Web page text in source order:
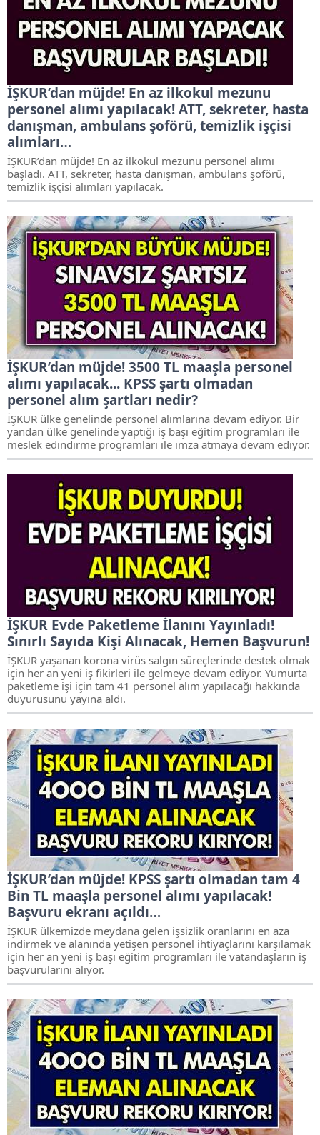
İŞKUR’dan müjde! En az ilkokul mezunu
personel alımı yapılacak! ATT, sekreter, hasta
danışman, ambulans şoförü, temizlik işçisi
alımları…
İŞKUR’dan müjde! En az ilkokul mezunu personel alımı
başladı. ATT, sekreter, hasta danışman, ambulans şoförü,
temizlik işçisi alımları yapılacak.
İŞKUR’dan müjde! 3500 TL maaşla personel
alımı yapılacak... KPSS şartı olmadan
personel alım şartları nedir?
İŞKUR ülke genelinde personel alımlarına devam ediyor. Bir
yandan ülke genelinde yaptığı iş başı eğitim programları ile
meslek edindirme programları ile imza atmaya devam ediyor.
İŞKUR Evde Paketleme İlanını Yayınladı!
Sınırlı Sayıda Kişi Alınacak, Hemen Başvurun!
İŞKUR yaşanan korona virüs salgın süreçlerinde destek olmak
için her an yeni iş fikirleri ile gelmeye devam ediyor. Yumurta
paketleme işi için tam 41 personel alım yapılacağı hakkında
duyurusunu yayına aldı.
İŞKUR’dan müjde! KPSS şartı olmadan tam 4
Bin TL maaşla personel alımı yapılacak!
Başvuru ekranı açıldı…
İŞKUR ülkemizde meydana gelen işsizlik oranlarını en aza
indirmek ve alanında yetişen personel ihtiyaçlarını karşılamak
için her an yeni iş başı eğitim programları ile vatandaşların iş
başvurularını alıyor.